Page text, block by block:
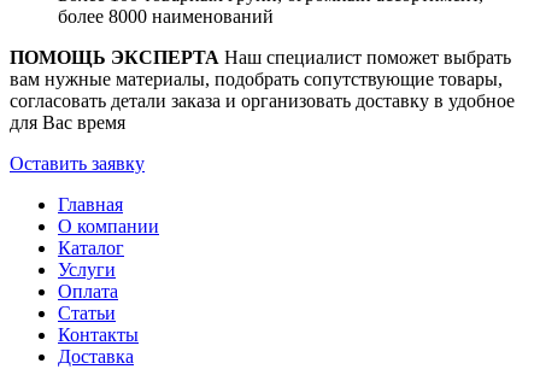
более 8000 наименований
ПОМОЩЬ ЭКСПЕРТА Наш специалист поможет выбрать
вам нужные материалы, подобрать сопутствующие товары,
согласовать детали заказа и организовать доставку в удобное
для Вас время
Оставить заявку
Главная
О компании
Каталог
Услуги
Оплата
Статьи
Контакты
Доставка